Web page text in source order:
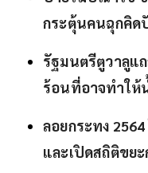
กระตุ้นคนฉุกคิด
รัฐมนตรีตูวาลูแ
ร้อนที่อาจทำให้
ลอยกระทง
และเปิดสถิติขย